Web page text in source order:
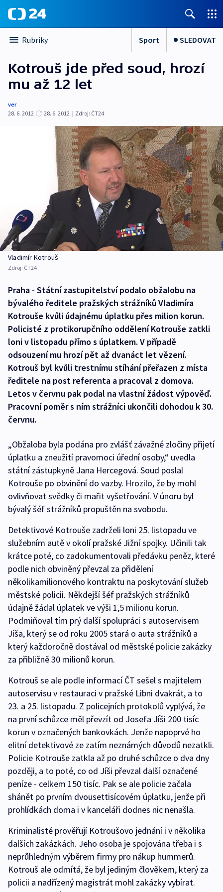
Rubriky Sport SLEDOVAT
Kotrouš jde před soud, hrozí
mu až 12 let
ver
28. 6. 2012
28. 6. 2012 | Zdroj: ČT24
Vladimír Kotrouš
Zdroj: ČT24
Praha - Státní zastupitelství podalo obžalobu na
bývalého ředitele pražských strážníků Vladimíra
Kotrouše kvůli údajnému úplatku přes milion korun.
Policisté z protikorupčního oddělení Kotrouše zatkli
loni v listopadu přímo s úplatkem. V případě
odsouzení mu hrozí pět až dvanáct let vězení.
Kotrouš byl kvůli trestnímu stíhání přeřazen z místa
ředitele na post referenta a pracoval z domova.
Letos v červnu pak podal na vlastní žádost výpověď.
Pracovní poměr s ním strážníci ukončili dohodou k 30.
červnu.
„Obžaloba byla podána pro zvlášť závažné zločiny přijetí
úplatku a zneužití pravomoci úřední osoby,“ uvedla
státní zástupkyně Jana Hercegová. Soud poslal
Kotrouše po obvinění do vazby. Hrozilo, že by mohl
ovlivňovat svědky či mařit vyšetřování. V únoru byl
bývalý šéf strážníků propuštěn na svobodu.
Detektivové Kotrouše zadrželi loni 25. listopadu ve
služebním autě v okolí pražské Jižní spojky. Učinili tak
krátce poté, co zadokumentovali předávku peněz, které
podle nich obviněný převzal za přidělení
několikamilionového kontraktu na poskytování služeb
městské policii. Někdejší šéf pražských strážníků
údajně žádal úplatek ve výši 1,5 milionu korun.
Podmiňoval tím prý další spolupráci s autoservisem
Jíša, který se od roku 2005 stará o auta strážníků a
který každoročně dostával od městské policie zakázky
za přibližně 30 milionů korun.
Kotrouš se ale podle informací ČT sešel s majitelem
autoservisu v restauraci v pražské Libni dvakrát, a to
23. a 25. listopadu. Z policejních protokolů vyplývá, že
na první schůzce měl převzít od Josefa Jíši 200 tisíc
korun v označených bankovkách. Jenže napoprvé ho
elitní detektivové ze zatím neznámých důvodů nezatkli.
Policie Kotrouše zatkla až po druhé schůzce o dva dny
později, a to poté, co od Jíši převzal další označené
peníze - celkem 150 tisíc. Pak se ale policie začala
shánět po prvním dvousettisícovém úplatku, jenže při
prohlídkách doma i v kanceláři dodnes nic nenašla.
Kriminalisté prověřují Kotroušovo jednání i v několika
dalších zakázkách. Jeho osoba je spojována třeba i s
neprůhledným výběrem firmy pro nákup hummerů.
Kotrouš ale odmítá, že byl jediným člověkem, který za
policii a nadřízený magistrát mohl zakázky vybírat.